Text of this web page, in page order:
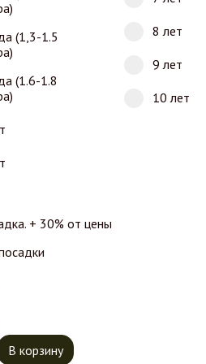
(1,3-1.5
(1.6-1.8
8 лет
9 лет
10 лет
+ 30% от цены
товара Яблоня Медуница
В корзину